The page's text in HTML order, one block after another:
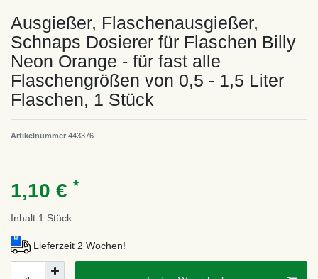
Ausgießer, Flaschenausgießer,
Schnaps Dosierer für Flaschen Billy
Neon Orange - für fast alle
Flaschengrößen von 0,5 - 1,5 Liter
Flaschen, 1 Stück
Artikelnummer 443376
1,10 € *
Inhalt 1 Stück
Lieferzeit 2 Wochen!